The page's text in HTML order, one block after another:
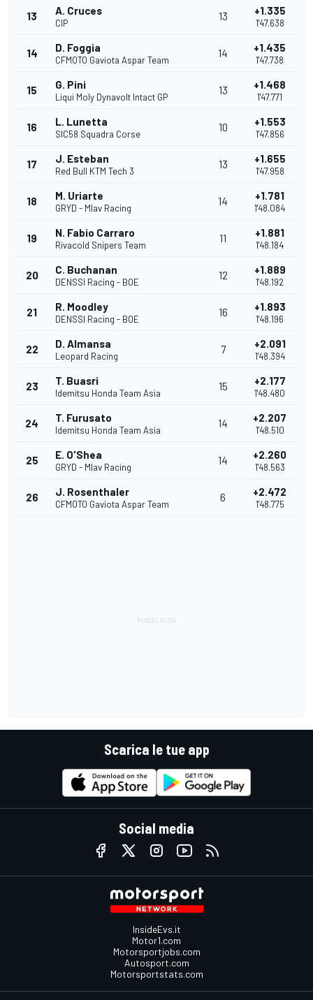
13 A. Cruces
CIP
13 +1.335
1'47.638
14 D. Foggia
CFMOTO Gaviota Aspar Team
14 +1.435
1'47.738
15 G. Pini
Liqui Moly Dynavolt Intact GP
13 +1.468
1'47.771
16 L. Lunetta
SIC58 Squadra Corse
10 +1.553
1'47.856
17 J. Esteban
Red Bull KTM Tech 3
13 +1.655
1'47.958
18 M. Uriarte
GRYD - Mlav Racing
14 +1.781
1'48.084
19 N. Fabio Carraro
Rivacold Snipers Team
11 +1.881
1'48.184
20 C. Buchanan
DENSSI Racing - BOE
12 +1.889
1'48.192
21 R. Moodley
DENSSI Racing - BOE
16 +1.893
1'48.196
22 D. Almansa
Leopard Racing
7 +2.091
1'48.394
23 T. Buasri
Idemitsu Honda Team Asia
15 +2.177
1'48.480
24 T. Furusato
Idemitsu Honda Team Asia
14 +2.207
1'48.510
25 E. O'Shea
GRYD - Mlav Racing
14 +2.260
1'48.563
26 J. Rosenthaler
CFMOTO Gaviota Aspar Team
6 +2.472
1'48.775
Scarica le tue app
Social media
InsideEvs.it
Motor1.com
Motorsportjobs.com
Autosport.com
Motorsportstats.com